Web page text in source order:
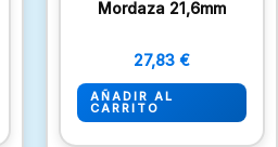
Mordaza 21,6mm
27,83 €
AÑADIR AL
CARRITO